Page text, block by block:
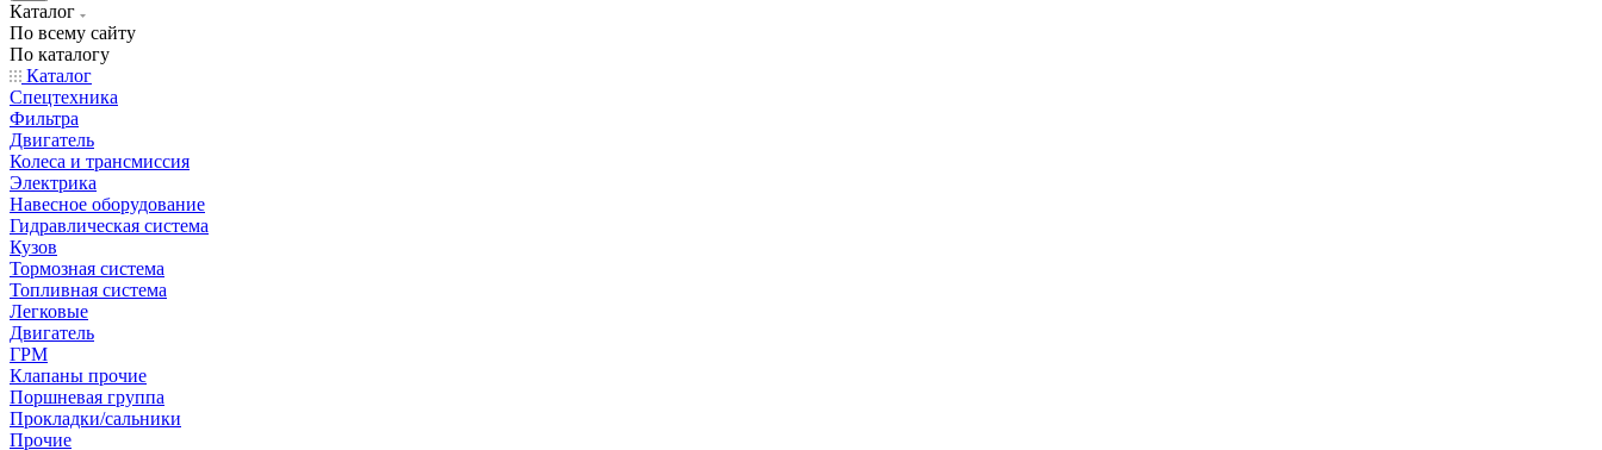
Каталог
По всему сайту
По каталогу
Каталог
Спецтехника
Фильтра
Двигатель
Колеса и трансмиссия
Электрика
Навесное оборудование
Гидравлическая система
Кузов
Тормозная система
Топливная система
Легковые
Двигатель
ГРМ
Клапаны прочие
Поршневая группа
Прокладки/сальники
Прочие